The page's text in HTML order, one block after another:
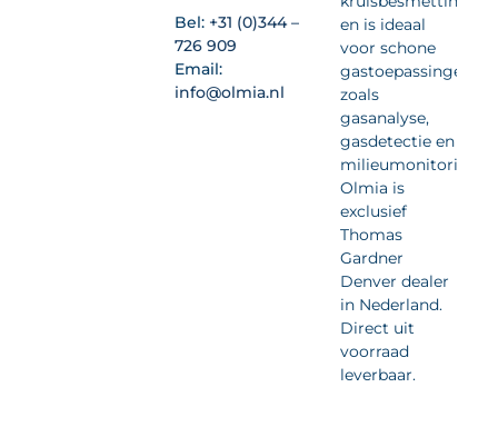
Bel: +31 (0)344 –
726 909
Email:
info@olmia.nl
en is ideaal
voor schone
gastoepassingen
zoals
gasanalyse,
gasdetectie en
milieumonitoring.
Olmia is
exclusief
Thomas
Gardner
Denver dealer
in Nederland.
Direct uit
voorraad
leverbaar.